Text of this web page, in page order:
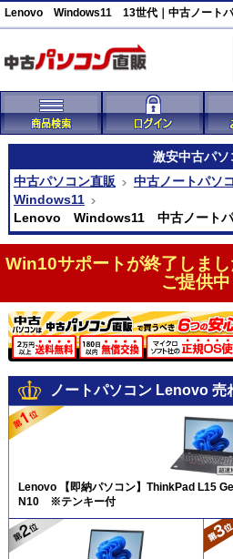
Lenovo Windows11 13世代｜中古ノートパ
激安中古パソ
中古パソコン直販
中古ノートパソ
Windows11
Lenovo Windows11 中古ノート
Win10サポートが終了しま
ご提供中
ノートパソコン Lenovo 売
Lenovo 【即納パソコン】ThinkPad L15
N10 ※テンキー付